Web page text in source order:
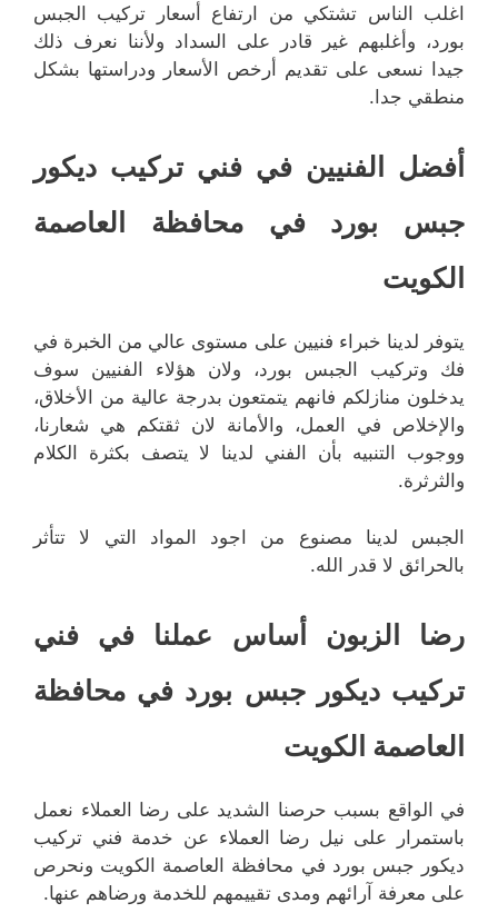
اغلب الناس تشتكي من ارتفاع أسعار تركيب الجبس
بورد، وأغلبهم غير قادر على السداد ولأننا نعرف ذلك
جيدا نسعى على تقديم أرخص الأسعار ودراستها بشكل
منطقي جدا.
أفضل الفنيين في فني تركيب ديكور
جبس بورد في محافظة العاصمة
الكويت
يتوفر لدينا خبراء فنيين على مستوى عالي من الخبرة في
فك وتركيب الجبس بورد، ولان هؤلاء الفنيين سوف
يدخلون منازلكم فانهم يتمتعون بدرجة عالية من الأخلاق،
والإخلاص في العمل، والأمانة لان ثقتكم هي شعارنا،
ووجوب التنبيه بأن الفني لدينا لا يتصف بكثرة الكلام
والثرثرة.
الجبس لدينا مصنوع من اجود المواد التي لا تتأثر
بالحرائق لا قدر الله.
رضا الزبون أساس عملنا في فني
تركيب ديكور جبس بورد في محافظة
العاصمة الكويت
في الواقع بسبب حرصنا الشديد على رضا العملاء نعمل
باستمرار على نيل رضا العملاء عن خدمة فني تركيب
ديكور جبس بورد في محافظة العاصمة الكويت ونحرص
على معرفة آرائهم ومدى تقييمهم للخدمة ورضاهم عنها.